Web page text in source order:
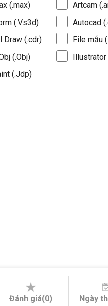
(.max)
Artcam
(.Vs3d)
Autocad
Draw (.cdr)
File mẫu
(.Obj)
Illustrator
(.Jdp)
Đánh giá(0) Ngày